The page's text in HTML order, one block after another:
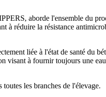
aborde l'ensemble du
à réduire la résistance
liée à l'état de santé du
visant à fournir toujours une
les branches de l'élevage.